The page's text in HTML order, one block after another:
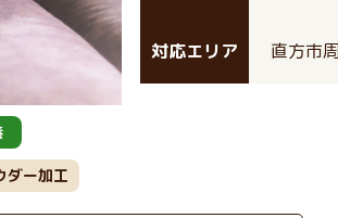
対応エリア 直方市
ダー加工